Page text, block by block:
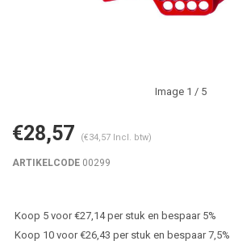
Image 1 / 5
€28,57 (€34,57 Incl. btw)
ARTIKELCODE 00299
Koop 5 voor €27,14 per stuk en bespaar 5%
Koop 10 voor €26,43 per stuk en bespaar 7,5%